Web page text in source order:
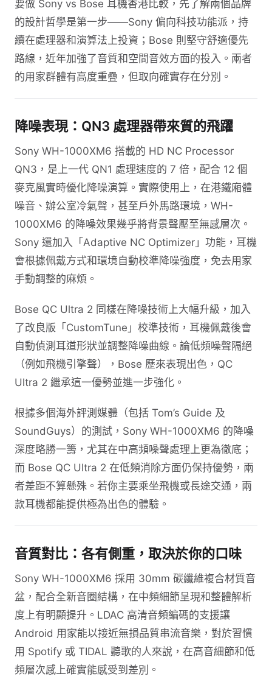
要做 Sony vs Bose 耳機香港比較，先了解兩個品牌
的設計哲學是第一步——Sony 偏向科技功能派，持
續在處理器和演算法上投資；Bose 則堅守舒適優先
路線，近年加強了音質和空間音效方面的投入。兩者
的用家群體有高度重疊，但取向確實存在分別。
降噪表現：QN3 處理器帶來質的飛躍
Sony WH-1000XM6 搭載的 HD NC Processor
QN3，是上一代 QN1 處理速度的 7 倍，配合 12 個
麥克風實時優化降噪演算。實際使用上，在港鐵廂體
噪音、辦公室冷氣聲，甚至戶外馬路環境，WH-
1000XM6 的降噪效果幾乎將背景聲壓至無感層次。
Sony 還加入「Adaptive NC Optimizer」功能，耳機
會根據佩戴方式和環境自動校準降噪強度，免去用家
手動調整的麻煩。
Bose QC Ultra 2 同樣在降噪技術上大幅升級，加入
了改良版「CustomTune」校準技術，耳機佩戴後會
自動偵測耳道形狀並調整降噪曲線。論低頻噪聲隔絕
（例如飛機引擎聲），Bose 歷來表現出色，QC
Ultra 2 繼承這一優勢並進一步強化。
根據多個海外評測媒體（包括 Tom’s Guide 及
SoundGuys）的測試，Sony WH-1000XM6 的降噪
深度略勝一籌，尤其在中高頻噪聲處理上更為徹底；
而 Bose QC Ultra 2 在低頻消除方面仍保持優勢，兩
者差距不算懸殊。若你主要乘坐飛機或長途交通，兩
款耳機都能提供極為出色的體驗。
音質對比：各有側重，取決於你的口味
Sony WH-1000XM6 採用 30mm 碳纖維複合材質音
盆，配合全新音圈結構，在中頻細節呈現和整體解析
度上有明顯提升。LDAC 高清音頻編碼的支援讓
Android 用家能以接近無損品質串流音樂，對於習慣
用 Spotify 或 TIDAL 聽歌的人來說，在高音細節和低
頻層次感上確實能感受到差別。